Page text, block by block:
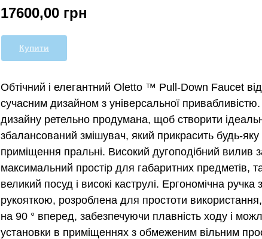
17600,00 грн
Купити
Обтічний і елегантний Oletto ™ Pull-Down Faucet
сучасним дизайном з універсальної
дизайну ретельно продумана, щоб створити
збалансований змішувач, який прикрасить будь-
приміщення пральні. Високий дугоподібний вилив
максимальний простір для габаритних предметів,
великий посуд і високі каструлі. Ергономічна ручка
рукояткою, розроблена для простоти
на 90 ° вперед, забезпечуючи плавність ходу і
установки в приміщеннях з обмеженим вільним